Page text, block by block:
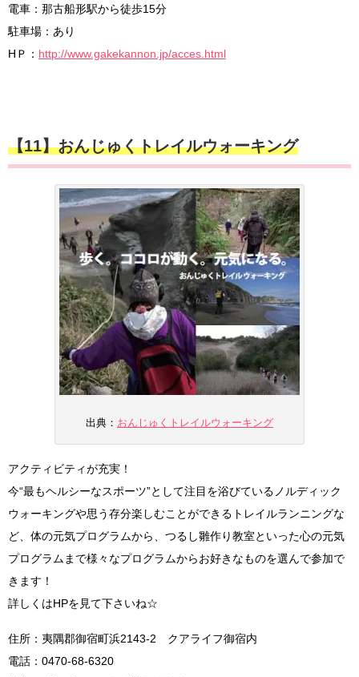
電車：那古船形駅から徒歩15分
駐車場：あり
HＰ： http://www.gakekannon.jp/acces.html
【11】おんじゅくトレイルウォーキング
出典： おんじゅくトレイルウォーキング
アクティビティが充実！
今“最もヘルシーなスポーツ”として注目を浴びているノルディック
ウォーキングや思う存分楽しむことができるトレイルランニングな
ど、体の元気プログラムから、つるし雛作り教室といった心の元気
プログラムまで様々なプログラムからお好きなものを選んで参加で
きます！
詳しくはHPを見て下さいね☆
住所：夷隅郡御宿町浜2143-2 クアライフ御宿内
電話：0470-68-6320